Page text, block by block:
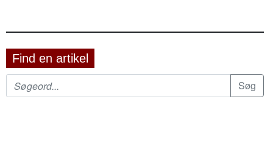
Find en artikel